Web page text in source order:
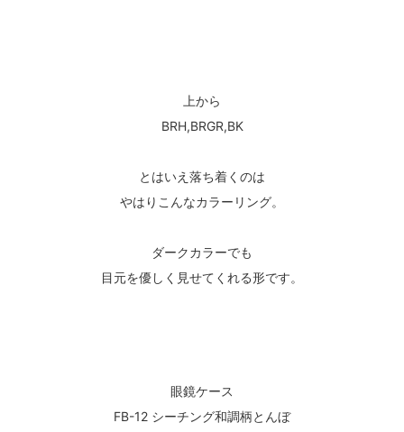
上から
BRH,BRGR,BK
とはいえ落ち着くのは
やはりこんなカラーリング。
ダークカラーでも
目元を優しく見せてくれる形です。
眼鏡ケース
FB-12 シーチング和調柄とんぼ